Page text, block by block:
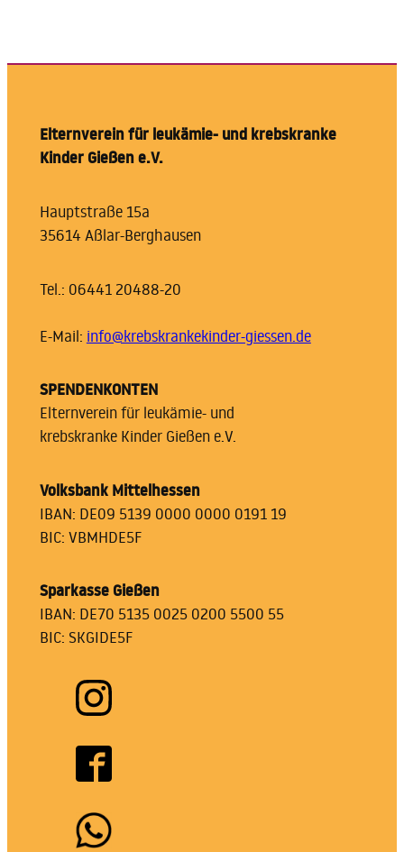
Elternverein für leukämie- und krebskranke
Kinder Gießen e.V.
Hauptstraße 15a
35614 Aßlar-Berghausen
Tel.: 06441 20488-20
E-Mail: info@krebskrankekinder-giessen.de
SPENDENKONTEN
Elternverein für leukämie- und
krebskranke Kinder Gießen e.V.
Volksbank Mittelhessen
IBAN: DE09 5139 0000 0000 0191 19
BIC: VBMHDE5F
Sparkasse Gießen
IBAN: DE70 5135 0025 0200 5500 55
BIC: SKGIDE5F